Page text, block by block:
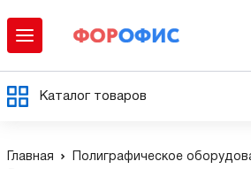
Каталог товаров
Главная
Полиграфическое